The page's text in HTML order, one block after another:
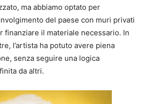
ma abbiamo optato per
del paese con muri privati
finanziare il materiale necessario. In
l’artista ha potuto avere piena
senza seguire una logica
da altri.